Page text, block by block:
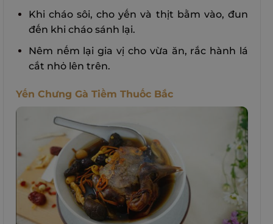
Khi cháo sôi, cho yến và thịt bằm vào, đun
đến khi cháo sánh lại.
Nêm nếm lại gia vị cho vừa ăn, rắc hành lá
cắt nhỏ lên trên.
Yến Chưng Gà Tiềm Thuốc Bắc